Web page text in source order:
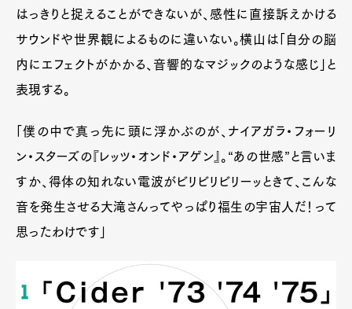
はっきりと捉えることができないが、感性に直接訴えかける
サウンドや世界観によるものに違いない。横山は「自分の脳
内にエフェクトがかかる、音響的なマジックのような感じ」と
表現する。
「僕の中で真っ先に頭に浮かぶのが、ナイアガラ・フォーリ
ン・スターズの『レッツ・オンド・アゲン』。“あの世感”と言いま
すか、得体の知れない電波がビリビリビリーッときて、こんな
音を発生させる大滝さんってやっぱり福生の宇宙人だ！って
思ったわけです」